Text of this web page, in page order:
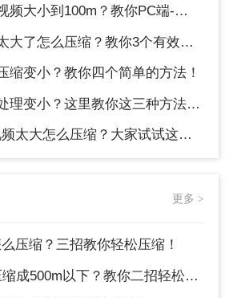
到100m？教你PC端-移动端压缩方式！
怎么压缩？教你3个有效压缩方法！
缩变小？教你四个简单的方法！
变小？这里教你这三种方法!！
大怎么压缩？大家试试这四种方法！
更多 >
压缩？三招教你轻松压缩！
成500m以下？教你二招轻松搞定!